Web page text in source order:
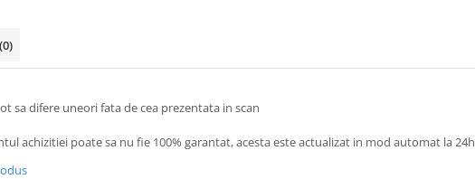
(0)
sa difere uneori fata de cea prezentata in scan
achizitiei poate sa nu fie 100% garantat, acesta este actualizat in mod automat la 24h